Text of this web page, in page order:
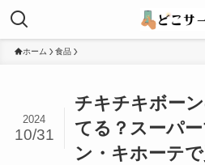
ホーム 食品
チキチキボー
てる？スーパ
ン・キホーテ
2024
10/31